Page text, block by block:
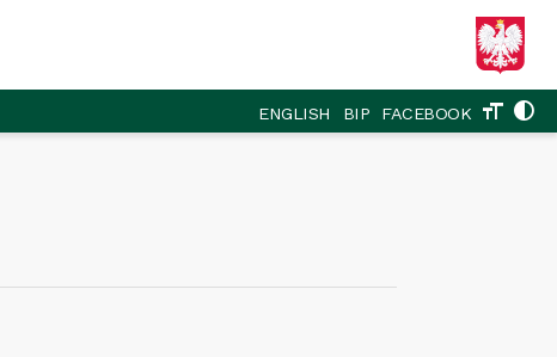
ENGLISH BIP FACEBOOK format_size contrast